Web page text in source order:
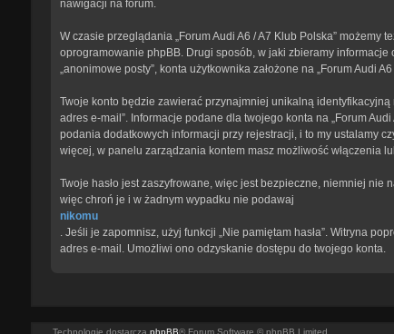
nawigacji na forum.
W czasie przeglądania „Forum Audi A6 / A7 Klub Polska”
oprogramowanie phpBB. Drugi sposób, w jaki zbieramy
„anonimowe posty”, konta użytkownika założone na „Forum Audi
Twoje konto będzie zawierać przynajmniej unikalną identyfikacyjną
adres e-mail”. Informacje podane dla twojego konta na „Forum
podania dodatkowych informacji przy rejestracji, i to my ustalamy
więcej, w panelu zarządzania kontem masz możliwość włączenia
Twoje hasło jest zaszyfrowane, więc jest bezpieczne, niemniej nie
więc chroń je i w żadnym wypadku nie podawaj
nikomu
. Jeśli je zapomnisz, użyj funkcji „Nie pamiętam hasła”. Witryna
adres e-mail. Umożliwi ono odzyskanie dostępu do twojego konta.